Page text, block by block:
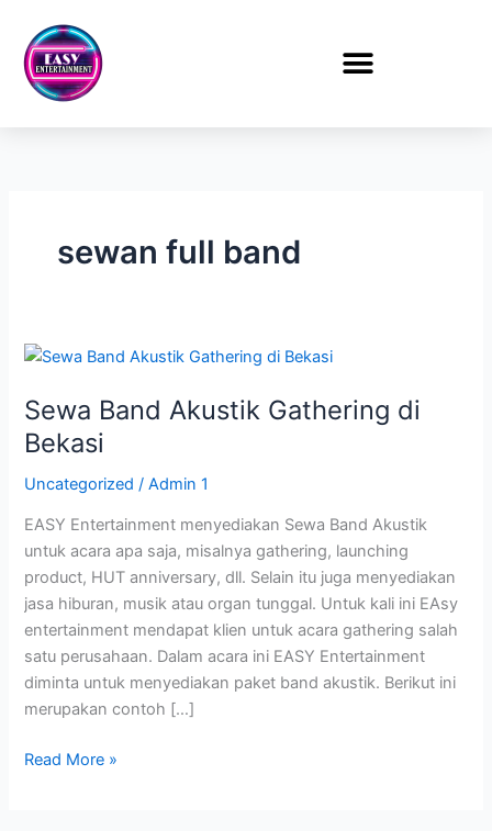
konten
sewan full band
Sewa Band Akustik Gathering di
Bekasi
Uncategorized /Admin 1
EASY Entertainment menyediakan Sewa Band Akustik
untuk acara apa saja, misalnya gathering, launching
product, HUT anniversary, dll. Selain itu juga menyediakan
jasa hiburan, musik atau organ tunggal. Untuk kali ini EAsy
entertainment mendapat klien untuk acara gathering salah
satu perusahaan. Dalam acara ini EASY Entertainment
diminta untuk menyediakan paket band akustik. Berikut ini
merupakan contoh […]
Sewa
Akustik
Gathering
Bekasi
Read More »